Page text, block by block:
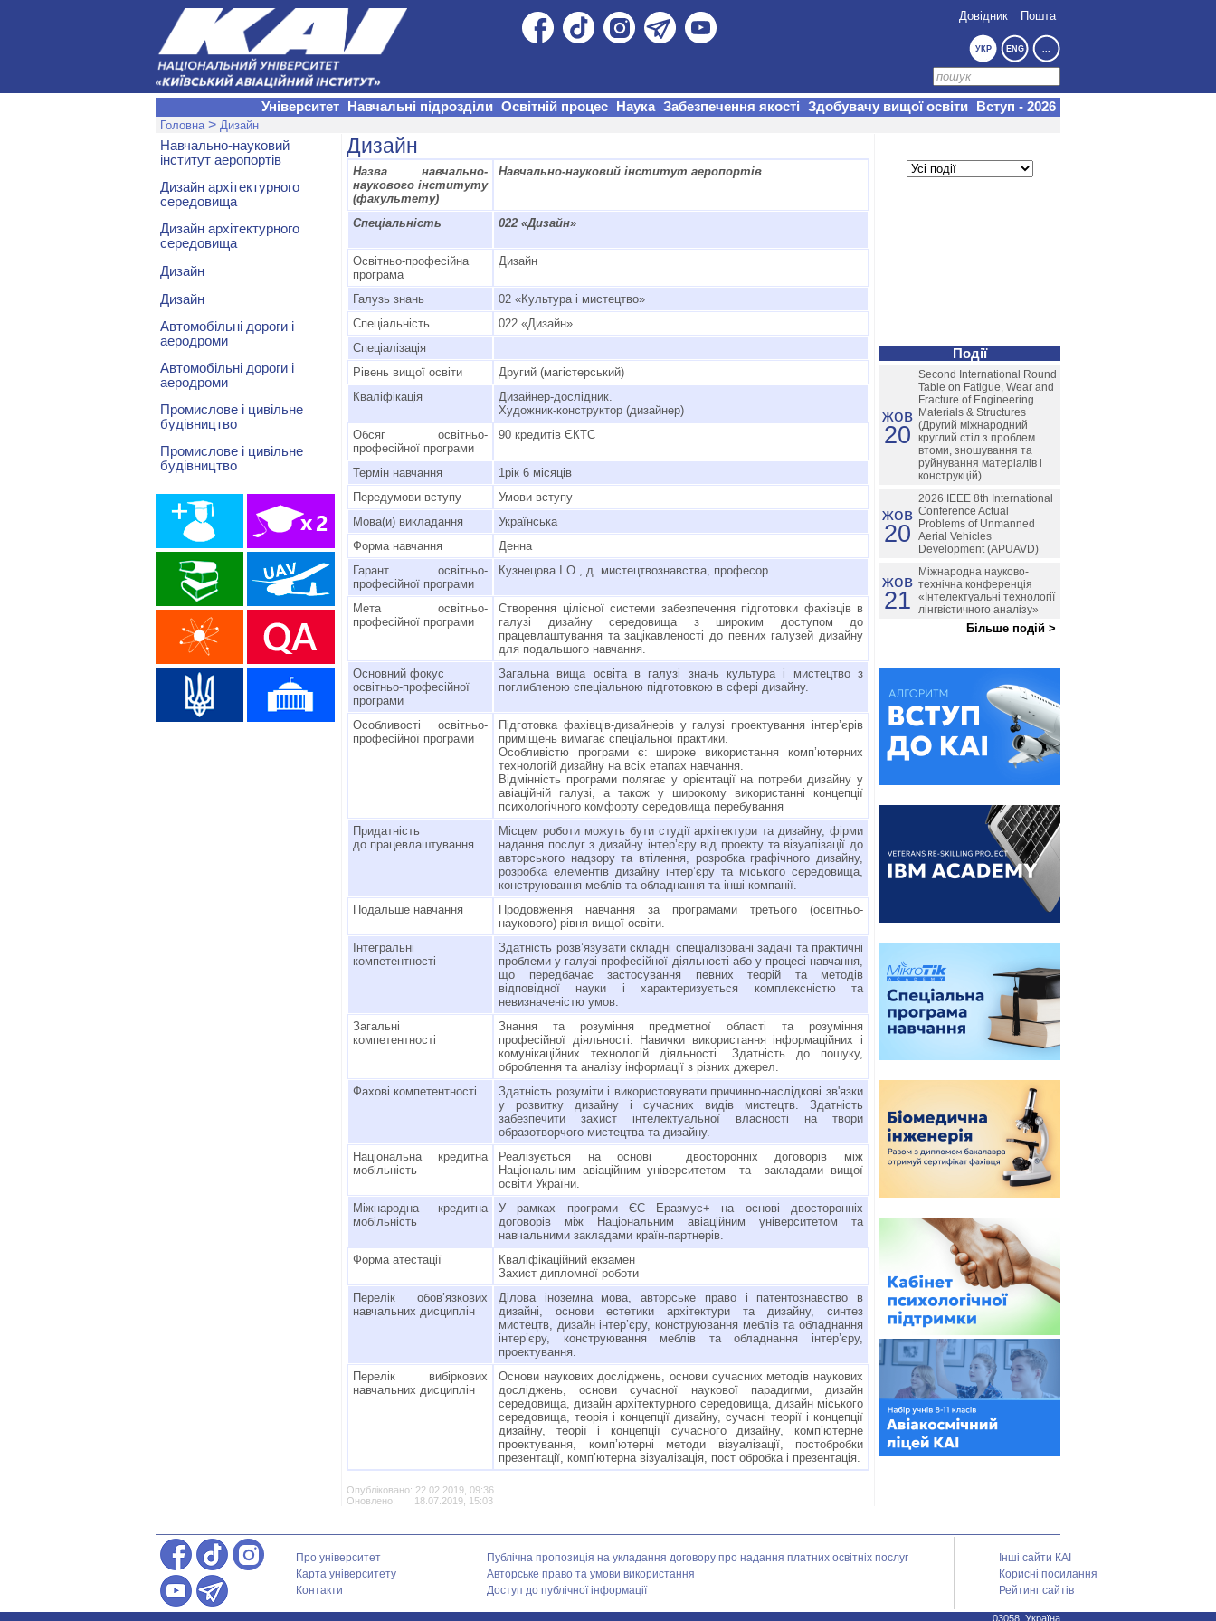
Довідник Пошта
УКР ENG ...
Університет Навчальні підрозділи Освітній процес Наука Забезпечення якості Здобувачу вищої освіти Вступ - 2026
Головна > Дизайн
Події
жов
20
Second International Round
Table on Fatigue, Wear and
Fracture of Engineering
Materials & Structures
(Другий міжнародний
круглий стіл з проблем
втоми, зношування та
руйнування матеріалів і
конструкцій)
жов
20
2026 IEEE 8th International
Conference Actual
Problems of Unmanned
Aerial Vehicles
Development (APUAVD)
жов
21
Міжнародна науково-
технічна конференція
«Інтелектуальні технології
лінгвістичного аналізу»
Більше подій >
Дизайн
Назва навчально-
наукового інституту
(факультету)
Навчально-науковий інститут аеропортів
Спеціальність 022 «Дизайн»
Освітньо-професійна
програма
Дизайн
Галузь знань
02 «Культура і мистецтво»
Спеціальність
022 «Дизайн»
Спеціалізація
Рівень вищої освіти
Другий (магістерський)
Кваліфікація
Дизайнер-дослідник.
Художник-конструктор (дизайнер)
Обсяг освітньо-
професійної програми
90 кредитів ЄКТС
Термін навчання
1рік 6 місяців
Передумови вступу
Умови вступу
Мова(и) викладання
Українська
Форма навчання
Денна
Гарант освітньо-
професійної програми
Кузнецова І.О., д. мистецтвознавства, професор
Мета освітньо-
професійної програми
Створення цілісної системи забезпечення підготовки фахівців в
галузі дизайну середовища з широким доступом до
працевлаштування та зацікавленості до певних галузей дизайну
для подальшого навчання.
Основний фокус
освітньо-професійної
програми
Загальна вища освіта в галузі знань культура і мистецтво з
поглибленою спеціальною підготовкою в сфері дизайну.
Особливості освітньо-
професійної програми
Підготовка фахівців-дизайнерів у галузі проектування інтер’єрів
приміщень вимагає спеціальної практики.
Особливістю програми є: широке використання комп’ютерних
технологій дизайну на всіх етапах навчання.
Відмінність програми полягає у орієнтації на потреби дизайну у
авіаційній галузі, а також у широкому використанні концепції
психологічного комфорту середовища перебування
Придатність
до працевлаштування
Місцем роботи можуть бути студії архітектури та дизайну, фірми
надання послуг з дизайну інтер’єру від проекту та візуалізації до
авторського надзору та втілення, розробка графічного дизайну,
розробка елементів дизайну інтер’єру та міського середовища,
конструювання меблів та обладнання та інші компанії.
Подальше навчання
Продовження навчання за програмами третього (освітньо-
наукового) рівня вищої освіти.
Інтегральні
компетентності
Здатність розв’язувати складні спеціалізовані задачі та практичні
проблеми у галузі професійної діяльності або у процесі навчання,
що передбачає застосування певних теорій та методів
відповідної науки і характеризується комплексністю та
невизначеністю умов.
Загальні
компетентності
Знання та розуміння предметної області та розуміння
професійної діяльності. Навички використання інформаційних і
комунікаційних технологій діяльності. Здатність до пошуку,
оброблення та аналізу інформації з різних джерел.
Фахові компетентності
Здатність розуміти і використовувати причинно-наслідкові зв'язки
у розвитку дизайну і сучасних видів мистецтв. Здатність
забезпечити захист інтелектуальної власності на твори
образотворчого мистецтва та дизайну.
Національна кредитна
мобільність
Реалізується на основі двосторонніх договорів між
Національним авіаційним університетом та закладами вищої
освіти України.
Міжнародна кредитна
мобільність
У рамках програми ЄС Еразмус+ на основі двосторонніх
договорів між Національним авіаційним університетом та
навчальними закладами країн-партнерів.
Форма атестації
Кваліфікаційний екзамен
Захист дипломної роботи
Перелік обов’язкових
навчальних дисциплін
Ділова іноземна мова, авторське право і патентознавство в
дизайні, основи естетики архітектури та дизайну, синтез
мистецтв, дизайн інтер’єру, конструювання меблів та обладнання
інтер’єру, конструювання меблів та обладнання інтер’єру,
проектування.
Перелік вибіркових
навчальних дисциплін
Основи наукових досліджень, основи сучасних методів наукових
досліджень, основи сучасної наукової парадигми, дизайн
середовища, дизайн архітектурного середовища, дизайн міського
середовища, теорія і концепції дизайну, сучасні теорії і концепції
дизайну, теорії і концепції сучасного дизайну, комп’ютерне
проектування, комп’ютерні методи візуалізації, постобробки
презентації, комп’ютерна візуалізація, пост обробка і презентація.
Опубліковано: 22.02.2019, 09:36
Оновлено: 18.07.2019, 15:03
Навчально-науковий
інститут аеропортів
Дизайн архітектурного
середовища
Дизайн архітектурного
середовища
Дизайн
Дизайн
Автомобільні дороги і
аеродроми
Автомобільні дороги і
аеродроми
Промислове і цивільне
будівництво
Промислове і цивільне
будівництво
Про університет
Карта університету
Контакти
Публічна пропозиція на укладання договору про надання платних освітніх послуг
Авторське право та умови використання
Доступ до публічної інформації
Інші сайти КАІ
Корисні посилання
Рейтинг сайтів
03058, Україна